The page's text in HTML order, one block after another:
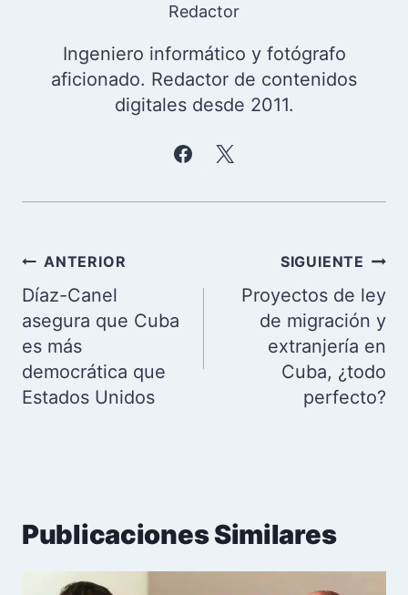
Redactor
Ingeniero informático y fotógrafo
aficionado. Redactor de contenidos
digitales desde 2011.
Navegación
de
entradas
ANTERIOR
Díaz-Canel
asegura que Cuba
es más
democrática que
Estados Unidos
SIGUIENTE
Proyectos de ley
de migración y
extranjería en
Cuba, ¿todo
perfecto?
Publicaciones Similares